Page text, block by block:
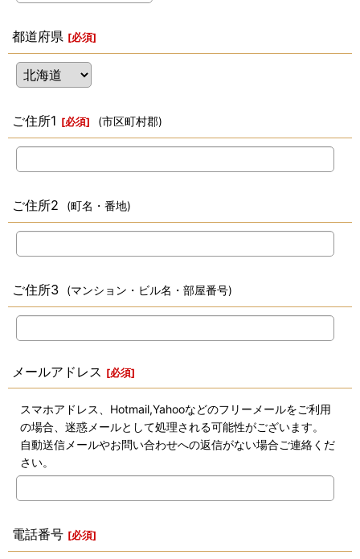
都道府県 [必須]
ご住所1 [必須] (市区町村郡)
ご住所2 (町名・番地)
ご住所3 (マンション・ビル名・部屋番号)
メールアドレス [必須]
スマホアドレス、Hotmail,Yahooなどのフリーメールをご利用
の場合、迷惑メールとして処理される可能性がございます。
自動送信メールやお問い合わせへの返信がない場合ご連絡くだ
さい。
電話番号 [必須]